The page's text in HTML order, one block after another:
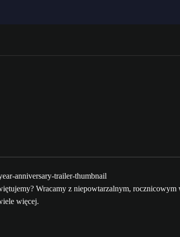
Wracamy z niepowtarzalnym,
więcej.